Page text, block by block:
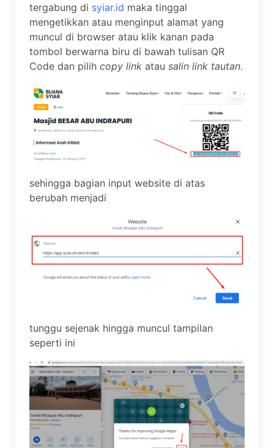
tergabung di syiar.id maka tinggal
mengetikkan atau menginput alamat yang
muncul di browser atau klik kanan pada
tombol berwarna biru di bawah tulisan QR
Code dan pilih copy link atau salin link tautan.
sehingga bagian input website di atas
berubah menjadi
tunggu sejenak hingga muncul tampilan
seperti ini